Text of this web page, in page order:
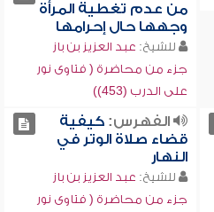
من عدم تغطية المرأة
وجهها حال إحرامها
للشيخ: عبد العزيز بن باز
جزء من محاضرة ( فتاوى نور
على الدرب (453))
الفهرس:كيفية
قضاء صلاة الوتر في
النهار
للشيخ: عبد العزيز بن باز
جزء من محاضرة ( فتاوى نور